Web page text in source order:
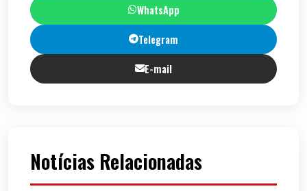
WhatsApp
Telegram
E-mail
Notícias Relacionadas